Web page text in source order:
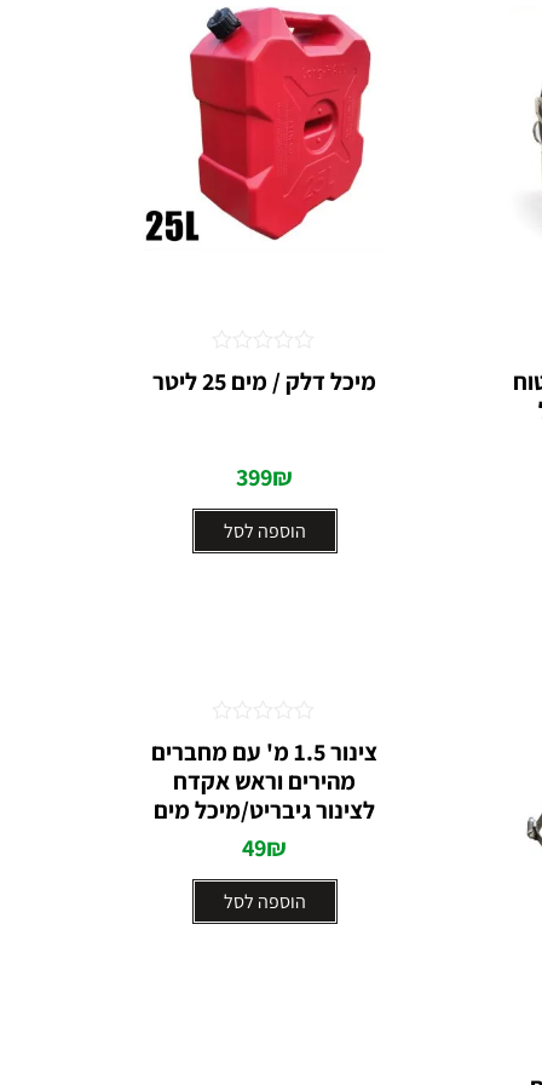
מיכל דלק / מים 25 ליטר⁩
399₪
הוספה לסל
דורג
0
⁦צינור 1.5 מ' עם מחברים
מהירים וראש אקדח
לצינור גיבריט⁩/מיכל מים
49₪
הוספה לסל
0
מתוך
5